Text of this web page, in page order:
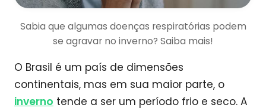
Sabia que algumas doenças respiratórias podem
se agravar no inverno? Saiba mais!
O Brasil é um país de dimensões
continentais, mas em sua maior parte, o
inverno tende a ser um período frio e seco. A